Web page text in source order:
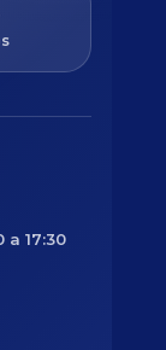
17:30